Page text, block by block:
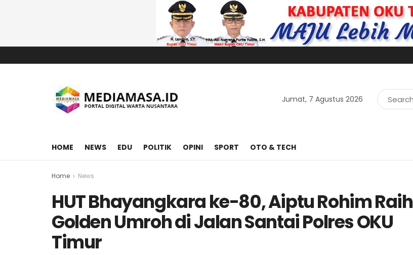
Jumat, 7 Agustus 2026
HOME NEWS EDU POLITIK OPINI SPORT OTO & TECH
Home News
HUT Bhayangkara ke-80, Aiptu Rohim Raih
Golden Umroh di Jalan Santai Polres OKU
Timur